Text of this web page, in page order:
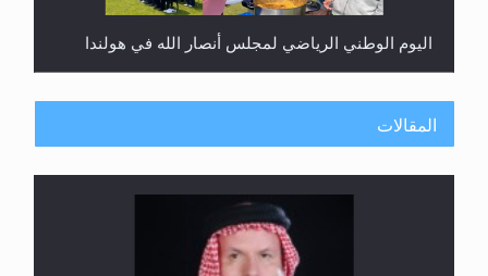
إتمام حفظ القرآن الكريم لثلاثة طلاب من مدرسة الحفظ
المقالات